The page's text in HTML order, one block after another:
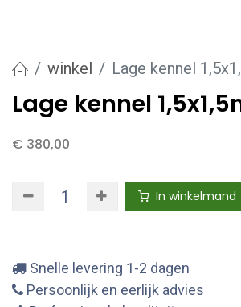
winkel Lage kennel
Lage kennel
€ 380,00
In winkelmand
Snelle levering 1-2 dagen
Persoonlijk en eerlijk advies